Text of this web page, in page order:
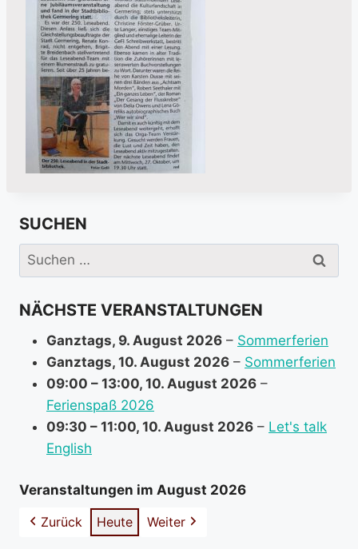
SUCHEN
Suchen
nach:
NÄCHSTE VERANSTALTUNGEN
Ganztags, 9. August 2026 – Sommerferien
Ganztags, 10. August 2026 – Sommerferien
09:00 – 13:00, 10. August 2026 –
Ferienspaß 2026
09:30 – 11:00, 10. August 2026 – Let's talk
English
Veranstaltungen im August 2026
Zurück
Heute Weiter